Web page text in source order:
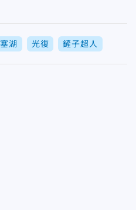
湖 光復 鏟子超人